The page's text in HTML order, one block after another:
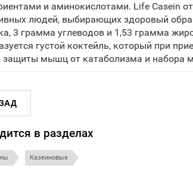
и аминокислотами. Life Casein
людей, выбирающих здоровый
3 грамма углеводов и 1,53 грамма
густой коктейль, который при
мышц от катаболизма и набора
в разделах
Казеиновые